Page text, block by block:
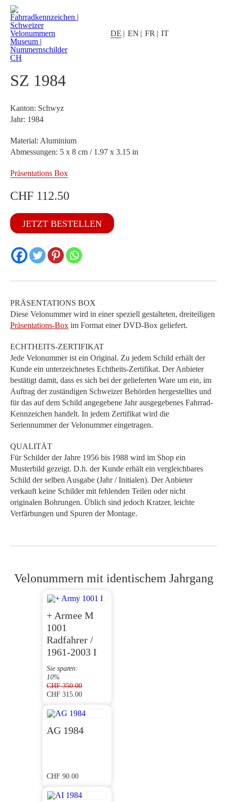
DE EN FR IT
SZ 1984
Kanton: Schwyz
Jahr: 1984
Material: Aluminium
Abmessungen: 5 x 8 cm / 1.97 x 3.15 in
Präsentations Box
CHF 112.50
SZ
1984
Menge
JETZT BESTELLEN
PRÄSENTATIONS BOX
Diese Velonummer wird in einer speziell gestalteten, dreiteiligen
Präsentations-Box im Format einer DVD-Box geliefert.
ECHTHEITS-ZERTIFIKAT
Jede Velonummer ist ein Original. Zu jedem Schild erhält der
Kunde ein unterzeichnetes Echtheits-Zertifikat. Der Anbieter
bestätigt damit, dass es sich bei der gelieferten Ware um ein, im
Auftrag der zuständigen Schweizer Behörden hergestelltes und
für das auf dem Schild angegebene Jahr ausgegebenes Fahrrad-
Kennzeichen handelt. In jedem Zertifikat wird die
Seriennummer der Velonummer eingetragen.
QUALITÄT
Für Schilder der Jahre 1956 bis 1988 wird im Shop ein
Musterbild gezeigt. D.h. der Kunde erhält ein vergleichbares
Schild der selben Ausgabe (Jahr / Initialen). Der Anbieter
verkauft keine Schilder mit fehlenden Teilen oder nicht
originalen Bohrungen. Üblich sind jedoch Kratzer, leichte
Verfärbungen und Spuren der Montage.
Velonummern mit identischem Jahrgang
+ Armee M
1001
Radfahrer /
1961-2003 I
CHF350.00
Preis
war:
CHF 350.00
CHF 315.00
Preis
ist:
CHF 315.00.
Sie sparen:
10%
AG 1984
CHF 90.00